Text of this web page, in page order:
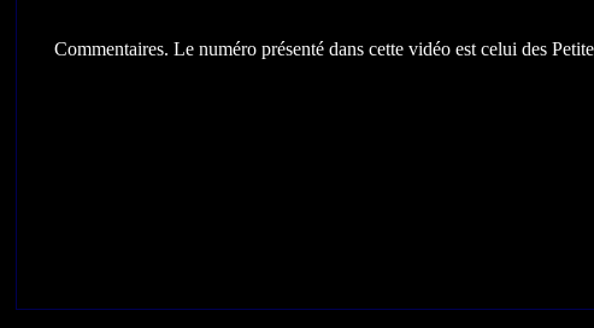
Commentaires. Le numéro présenté dans cette vidéo est celui des